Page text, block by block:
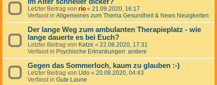
Im Alter schneller dicker?
Letzter Beitrag von rio « 21.09.2020, 16:17
Verfasst in Allgemeines zum Thema Gesundheit & News Neuigkeiten
Der lange Weg zum ambulanten Therapieplatz - wie
lange dauerte es bei Euch?
Letzter Beitrag von Katze « 22.08.2020, 17:31
Verfasst in Psychische Erkrankungen: andere
Gegen das Sommerloch, kaum zu glauben :-)
Letzter Beitrag von Udo « 20.08.2020, 04:43
Verfasst in Gute Laune